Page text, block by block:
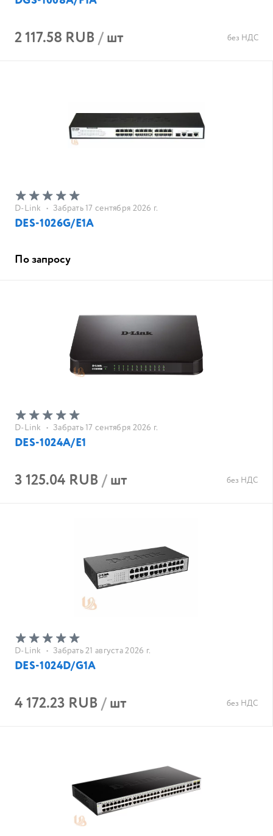
2 117.58 RUB/шт без НДС
D-Link • Забрать 17 сентября 2026 г.
DES-1026G/E1A
По запросу
D-Link • Забрать 17 сентября 2026 г.
DES-1024A/E1
3 125.04 RUB/шт без НДС
D-Link • Забрать 21 августа 2026 г.
DES-1024D/G1A
4 172.23 RUB/шт без НДС